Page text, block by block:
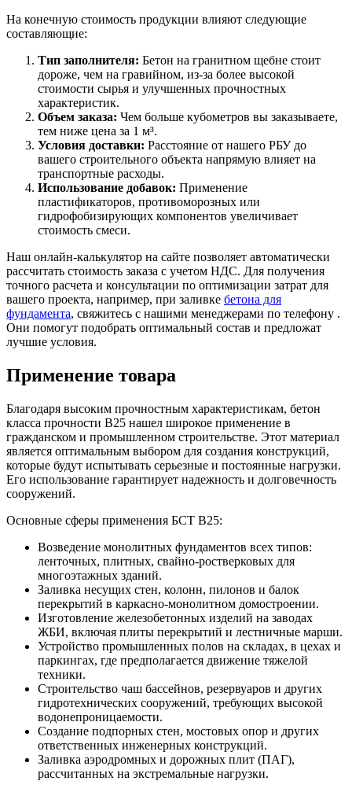
На конечную стоимость продукции влияют следующие
составляющие:
Тип заполнителя: Бетон на гранитном щебне стоит
дороже, чем на гравийном, из-за более высокой
стоимости сырья и улучшенных прочностных
характеристик.
Объем заказа: Чем больше кубометров вы заказываете,
тем ниже цена за 1 м³.
Условия доставки: Расстояние от нашего РБУ до
вашего строительного объекта напрямую влияет на
транспортные расходы.
Использование добавок: Применение
пластификаторов, противоморозных или
гидрофобизирующих компонентов увеличивает
стоимость смеси.
Наш онлайн-калькулятор на сайте позволяет автоматически
рассчитать стоимость заказа с учетом НДС. Для получения
точного расчета и консультации по оптимизации затрат для
вашего проекта, например, при заливке бетона для
фундамента, свяжитесь с нашими менеджерами по телефону .
Они помогут подобрать оптимальный состав и предложат
лучшие условия.
Применение товара
Благодаря высоким прочностным характеристикам, бетон
класса прочности B25 нашел широкое применение в
гражданском и промышленном строительстве. Этот материал
является оптимальным выбором для создания конструкций,
которые будут испытывать серьезные и постоянные нагрузки.
Его использование гарантирует надежность и долговечность
сооружений.
Основные сферы применения БСТ B25:
Возведение монолитных фундаментов всех типов:
ленточных, плитных, свайно-ростверковых для
многоэтажных зданий.
Заливка несущих стен, колонн, пилонов и балок
перекрытий в каркасно-монолитном домостроении.
Изготовление железобетонных изделий на заводах
ЖБИ, включая плиты перекрытий и лестничные марши.
Устройство промышленных полов на складах, в цехах и
паркингах, где предполагается движение тяжелой
техники.
Строительство чаш бассейнов, резервуаров и других
гидротехнических сооружений, требующих высокой
водонепроницаемости.
Создание подпорных стен, мостовых опор и других
ответственных инженерных конструкций.
Заливка аэродромных и дорожных плит (ПАГ),
рассчитанных на экстремальные нагрузки.